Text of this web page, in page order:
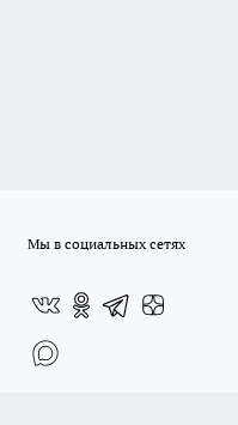
Мы в социальных сетях